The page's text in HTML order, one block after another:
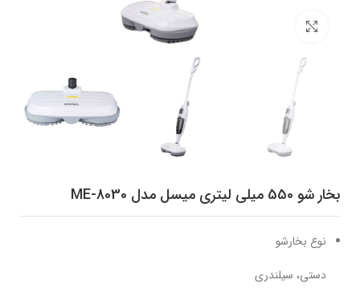
برای بزرگنمایی کلیک کنید
بخار شو 550 میلی لیتری میسل مدل ME-8030
نوع بخارشو
دستی، سیلندری